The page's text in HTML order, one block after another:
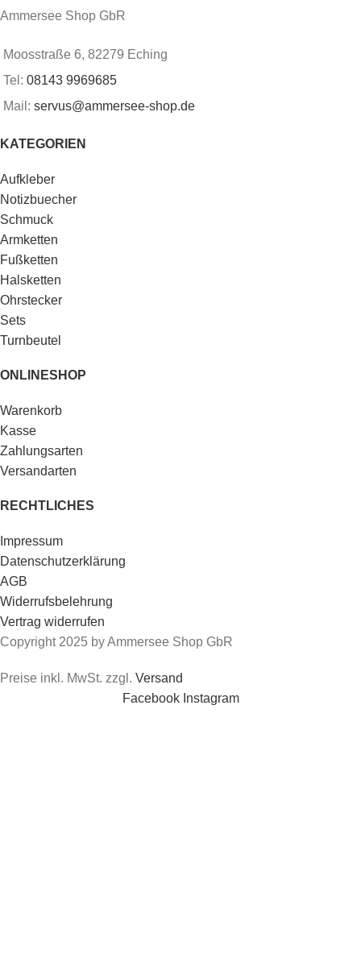
Ammersee Shop GbR
Moosstraße 6, 82279 Eching
Tel: 08143 9969685
Mail: servus@ammersee-shop.de
KATEGORIEN
Aufkleber
Notizbuecher
Schmuck
Armketten
Fußketten
Halsketten
Ohrstecker
Sets
Turnbeutel
ONLINESHOP
Warenkorb
Kasse
Zahlungsarten
Versandarten
RECHTLICHES
Impressum
Datenschutzerklärung
AGB
Widerrufsbelehrung
Vertrag widerrufen
Copyright 2025 by Ammersee Shop GbR
Preise inkl. MwSt. zzgl. Versand
Facebook Instagram